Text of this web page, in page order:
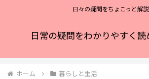
日々の疑問をちょこっと解説
日常の疑問をわかりやすく
ホーム 暮らしと生活